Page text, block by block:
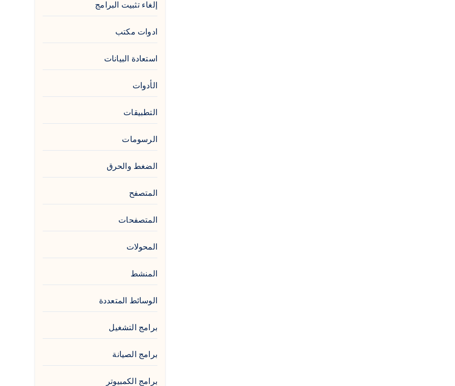
إلغاء تثبيت البرامج
ادوات مكتب
استعادة البيانات
الأدوات
التطبيقات
الرسومات
الضغط والحرق
المتصفح
المتصفحات
المحولات
المنشط
الوسائط المتعددة
برامج التشغيل
برامج الصيانة
برامج الكمبيوتر